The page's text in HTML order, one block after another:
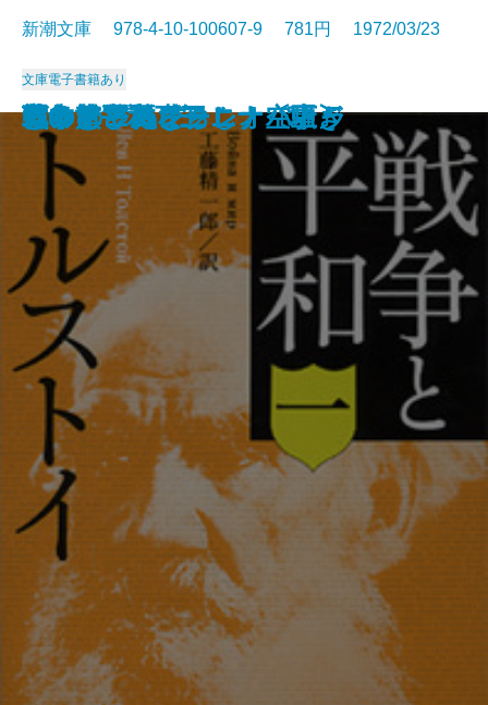
ようこそ地球さん
燃えよ剣〔下〕
燃えよ剣〔上〕
蒼い描点
カルメン
ゴリオ爺さん
安土往還記
戦争と平和 四
空の怪物アグイー
お伽草紙
新潮文庫 978-4-10-100607-9 781円 1972/03/23
文庫電子書籍あり
戦争と平和 一
戦争と平和 二
戦争と平和 三
アントニーとクレオパトラ
つゆのひぬま
アンナ・カレーニナ〔下〕
アンナ・カレーニナ〔上〕
アンナ・カレーニナ〔中〕
じゃじゃ馬ならし・空騒ぎ
霧の旗